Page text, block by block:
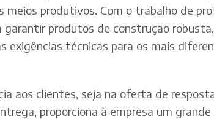
produtivos. Com o trabalho de
produtos de construção
técnicas para os mais
aos clientes, seja na oferta de
proporciona à empresa um